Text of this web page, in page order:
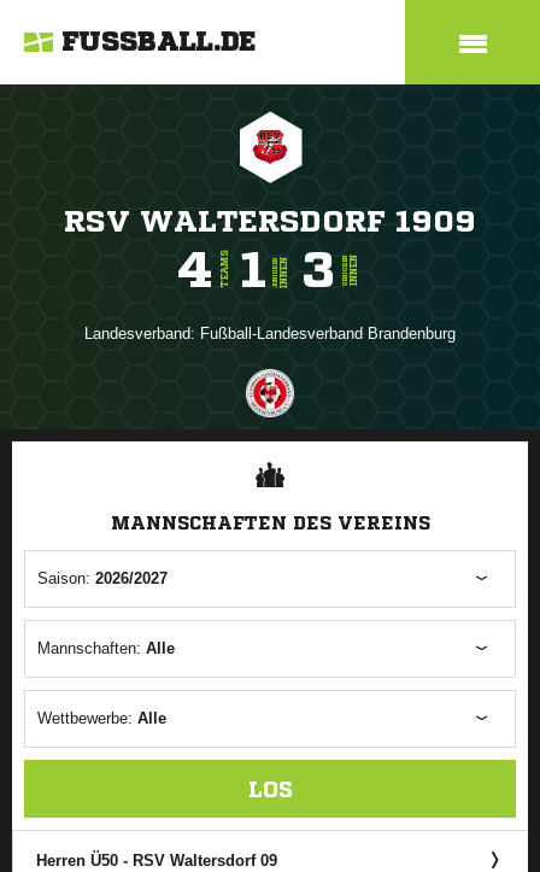
FUSSBALL.DE
RSV WALTERSDORF 1909
4 TEAMS 1 JUNIORENINNEN 3 SENIORENINNEN
Landesverband: Fußball-Landesverband Brandenburg
ANZEIGE
MANNSCHAFTEN DES VEREINS
Saison: 2026/2027
Mannschaften: Alle
Wettbewerbe: Alle
LOS
Herren Ü50 - RSV Waltersdorf 09